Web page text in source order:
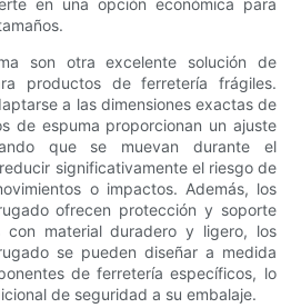
en una opción económica para
son otra excelente solución de
productos de ferretería frágiles.
a las dimensiones exactas de
de espuma proporcionan un ajuste
que se muevan durante el
significativamente el riesgo de
o impactos. Además, los
ofrecen protección y soporte
con material duradero y ligero, los
se pueden diseñar a medida
de ferretería específicos, lo
de seguridad a su embalaje.